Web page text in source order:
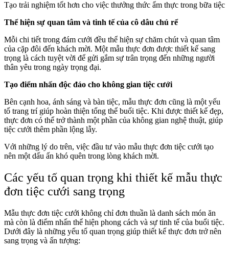
Tạo trải nghiệm tốt hơn cho việc thưởng thức ẩm thực trong bữa tiệc
Thể hiện sự quan tâm và tinh tế của cô dâu chú rể
Mỗi chi tiết trong đám cưới đều thể hiện sự chăm chút và quan tâm
của cặp đôi đến khách mời. Một mẫu thực đơn được thiết kế sang
trọng là cách tuyệt vời để gửi gắm sự trân trọng đến những người
thân yêu trong ngày trọng đại.
Tạo điểm nhấn độc đáo cho không gian tiệc cưới
Bên cạnh hoa, ánh sáng và bàn tiệc, mẫu thực đơn cũng là một yếu
tố trang trí giúp hoàn thiện tổng thể buổi tiệc. Khi được thiết kế đẹp,
thực đơn có thể trở thành một phần của không gian nghệ thuật, giúp
tiệc cưới thêm phần lộng lẫy.
Với những lý do trên, việc đầu tư vào mẫu thực đơn tiệc cưới tạo
nên một dấu ấn khó quên trong lòng khách mời.
Các yếu tố quan trọng khi thiết kế mẫu thực
đơn tiệc cưới sang trọng
Mẫu thực đơn tiệc cưới không chỉ đơn thuần là danh sách món ăn
mà còn là điểm nhấn thể hiện phong cách và sự tinh tế của buổi tiệc.
Dưới đây là những yếu tố quan trọng giúp thiết kế thực đơn trở nên
sang trọng và ấn tượng: